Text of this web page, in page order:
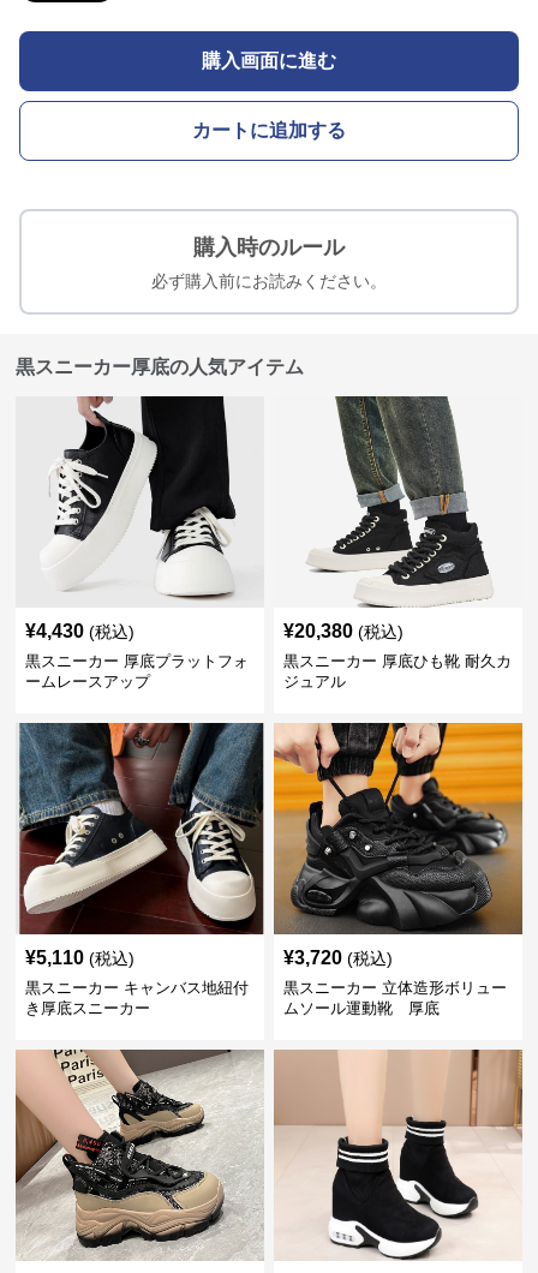
購入画面に進む
カートに追加する
購入時のルール
必ず購入前にお読みください。
黒スニーカー厚底の人気アイテム
¥4,430 (税込)
黒スニーカー 厚底プラットフォ
ームレースアップ
¥20,380 (税込)
黒スニーカー 厚底ひも靴 耐久カ
ジュアル
¥5,110 (税込)
黒スニーカー キャンバス地紐付
き厚底スニーカー
¥3,720 (税込)
黒スニーカー 立体造形ボリュー
ムソール運動靴 厚底